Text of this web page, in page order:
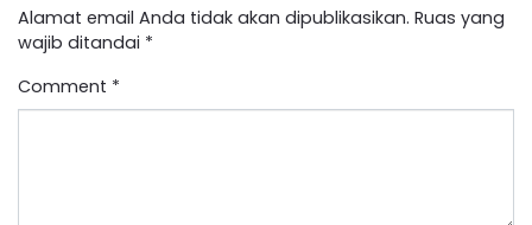
Alamat email Anda tidak akan dipublikasikan. Ruas yang
wajib ditandai *
Comment *